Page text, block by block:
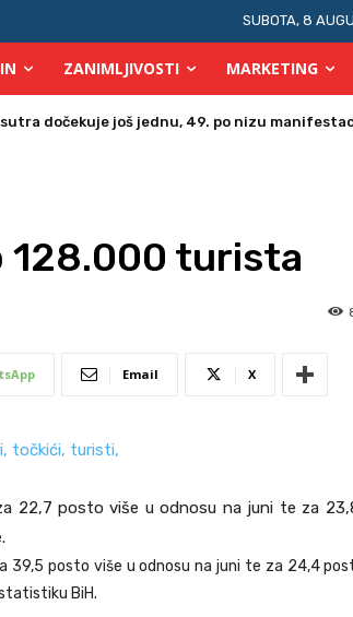
SUBOTA, 8
ZANIMLJIVOSTI MARKETING
dočekuje još jednu, 49. po nizu
Bosni i Hercegovini posjetio Srebrenik
128.000 turista
Email X
22,7 posto više u odnosu na juni te za
39,5 posto više u odnosu na juni te za 24,4
BiH.